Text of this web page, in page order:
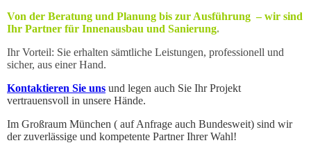
Von der Beratung und Planung bis zur Ausführung – wir sind
Ihr Partner für Innenausbau und Sanierung.
Ihr Vorteil: Sie erhalten sämtliche Leistungen, professionell und
sicher, aus einer Hand.
Kontaktieren Sie uns und legen auch Sie Ihr Projekt
vertrauensvoll in unsere Hände.
Im Großraum München ( auf Anfrage auch Bundesweit) sind wir
der zuverlässige und kompetente Partner Ihrer Wahl!